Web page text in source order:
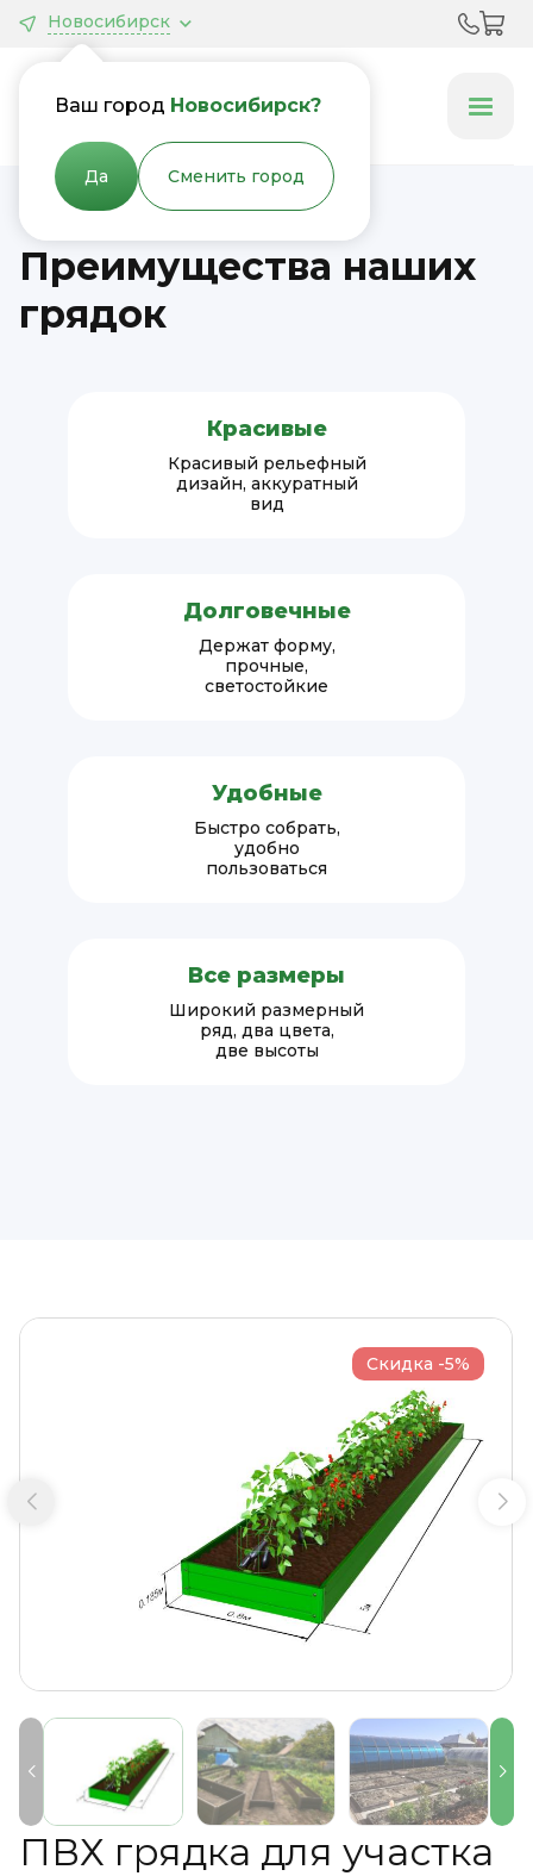
Новосибирск
Ваш город Новосибирск?
Да Сменить город
Грядки & Клумбы
Преимущества наших
грядок
Красивые
Красивый рельефный
дизайн, аккуратный
вид
Долговечные
Держат форму,
прочные,
светостойкие
Удобные
Быстро собрать,
удобно
пользоваться
Все размеры
Широкий размерный
ряд, два цвета,
две высоты
Скидка -5%
ПВХ грядка для участка